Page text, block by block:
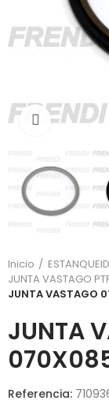
Click
Inicio
JUNTA VASTAGO
JUNTA VASTAGO
JUNTA
Referencia: